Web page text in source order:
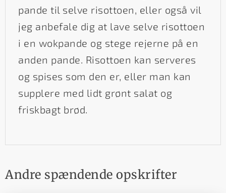
pande til selve risottoen, eller også vil
jeg anbefale dig at lave selve risottoen
i en wokpande og stege rejerne på en
anden pande. Risottoen kan serveres
og spises som den er, eller man kan
supplere med lidt grønt salat og
friskbagt brød.
Andre spændende opskrifter